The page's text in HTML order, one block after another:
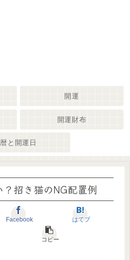
開運
開運財布
暦と開運日
招き猫のNG配置例
Facebook はてブ
コピー